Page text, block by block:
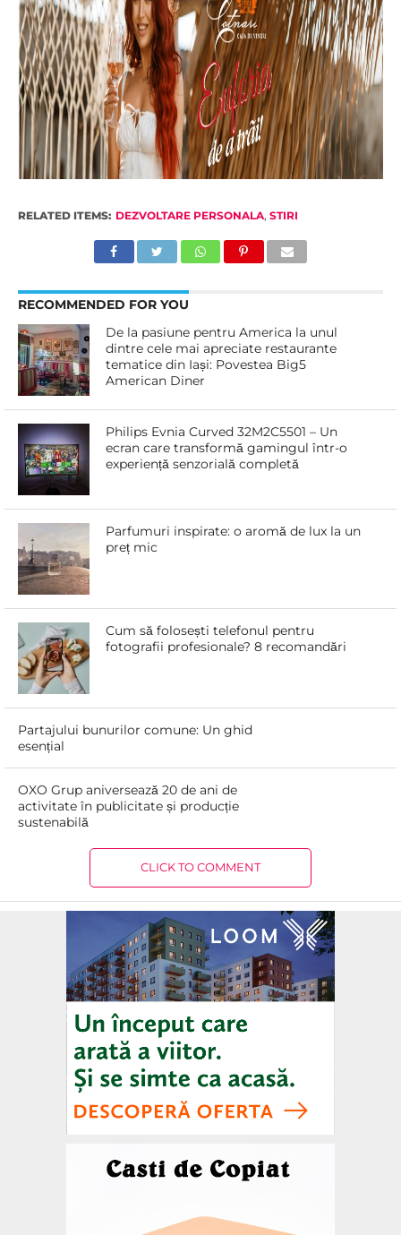
RELATED ITEMS: DEZVOLTARE PERSONALA, STIRI
RECOMMENDED FOR YOU
De la pasiune pentru America la unul
dintre cele mai apreciate restaurante
tematice din Iași: Povestea Big5
American Diner
Philips Evnia Curved 32M2C5501 – Un
ecran care transformă gamingul într-o
experiență senzorială completă
Parfumuri inspirate: o aromă de lux la un
preț mic
Cum să folosești telefonul pentru
fotografii profesionale? 8 recomandări
Partajului bunurilor comune: Un ghid
esențial
OXO Grup aniversează 20 de ani de
activitate în publicitate și producție
sustenabilă
CLICK TO COMMENT